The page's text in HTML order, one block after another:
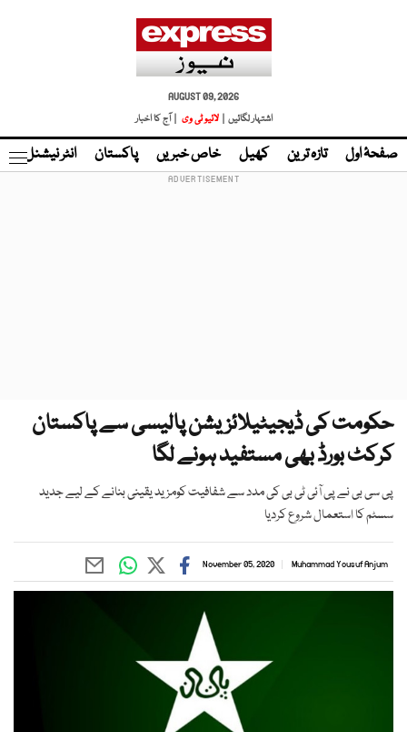
AUGUST 09, 2026
اشتہار لگائیں |
لائیو ٹی وی | آج کا اخبار
صفحۂ اول تازہ ترین کھیل خاص خبریں پاکستان انٹر نیشنل
حکومت کی ڈیجیٹیلائزیشن پالیسی سے پاکستان
کرکٹ بورڈ بھی مستفید ہونے لگا
پی سی بی نے پی آئی ٹی بی کی مدد سے شفافیت کومزید یقینی بنانے کے لیے جدید
سسٹم کا استعمال شروع کردیا
Muhammad Yousuf Anjum
November 05, 2020